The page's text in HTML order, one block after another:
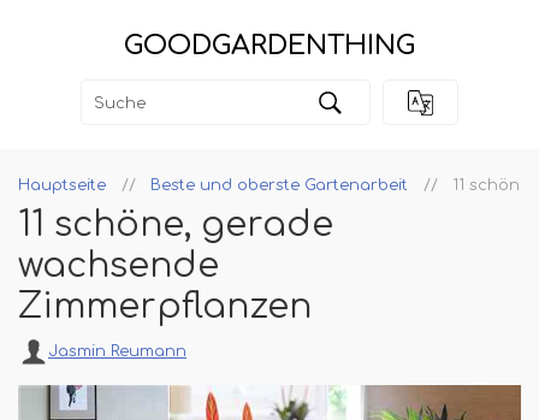
GOODGARDENTHING
Hauptseite Beste und oberste Gartenarbeit 11
11 schöne, gerade
wachsende
Zimmerpflanzen
Jasmin Reumann